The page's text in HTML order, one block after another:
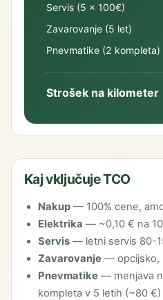
Servis (5 × 100€)
Zavarovanje (5 let)
Pnevmatike (2 kompleta)
Strošek na kilometer
Kaj vključuje TCO
Nakup— 100% cene,
Elektrika — ~0,10 € na
Servis— letni servis 80-
Zavarovanje— opcijsko,
Pnevmatike— menjava
kompleta v 5 letih (~80 €)